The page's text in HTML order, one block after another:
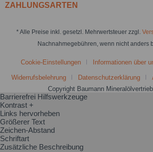
ZAHLUNGSARTEN
* Alle Preise inkl. gesetzl. Mehrwertsteuer zzgl.
Nachnahmegebühren, wenn nicht anders
Cookie-Einstellungen Informationen über
Widerrufsbelehrung Datenschutzerklärung
Copyright Baumann
Barrierefrei Hilfswerkzeuge
Kontrast +
Links hervorheben
Größerer Text
Zeichen-Abstand
Schriftart
Zusätzliche Beschreibung